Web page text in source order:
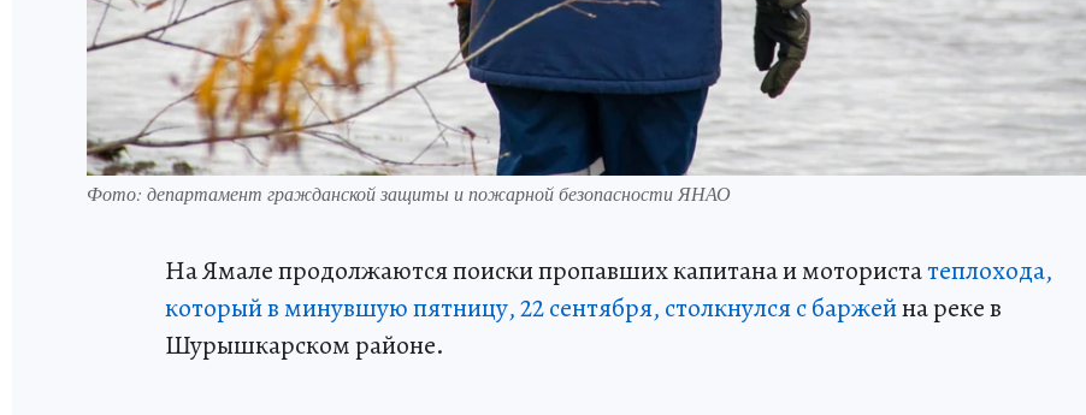
Фото: департамент гражданской защиты и пожарной безопасности ЯНАО
На Ямале продолжаются поиски пропавших капитана и мотористатеплохода,
который в минувшую пятницу, 22 сентября, столкнулся с баржейна реке в
Шурышкарском районе.